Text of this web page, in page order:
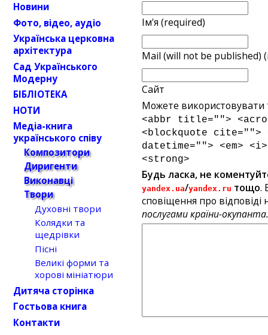
Ім'я (required)
Mail (will not be published)
Сайт
Можете використовувати
<abbr title="">
<blockquote cite="">
datetime=""> <em>
<strong>
Будь ласка, не
yandex.ua/yandex.ru тощо.
сповіщення про відповіді
послугами країни-
Новини
Фото, відео, аудіо
Українська церковна
архітектура
Сад Українського
Модерну
БІБЛІОТЕКА
НОТИ
Медіа-книга
українського співу
Композитори
Диригенти
Виконавці
Твори
Духовні твори
Колядки та
щедрівки
Пісні
Великі форми та
хорові мініатюри
Дитяча сторінка
Гостьова книга
Контакти